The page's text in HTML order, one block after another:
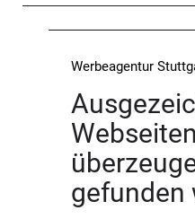
Werbeagentur
gefunden